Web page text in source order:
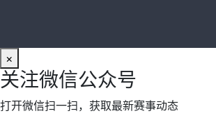
×
关注微信公众号
打开微信扫一扫，获取最新赛事动态